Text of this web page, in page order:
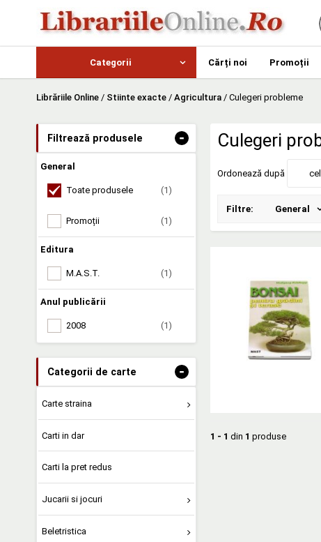
Categorii Cărți noi Promoții
Librăriile Online / Stiinte exacte / Agricultura / Culegeri probleme
Filtrează produsele -
General
Toate produsele (1)
Promoții (1)
Editura
M.A.S.T. (1)
Anul publicării
2008 (1)
Categorii de carte -
Carte straina
Carti in dar
Carti la pret redus
Jucarii si jocuri
Beletristica
Culegeri
Ordonează după
Filtre: General
1 - 1 din 1 produse